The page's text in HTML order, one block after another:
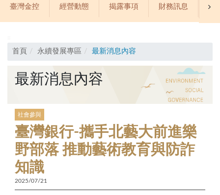
臺灣金控 經營動態 揭露事項 財務訊息 公
首頁 永續發展專區 最新消息內容
最新消息內容
社會參與
臺灣銀行-攜手北藝大前進樂
野部落 推動藝術教育與防詐
知識
2025/07/21